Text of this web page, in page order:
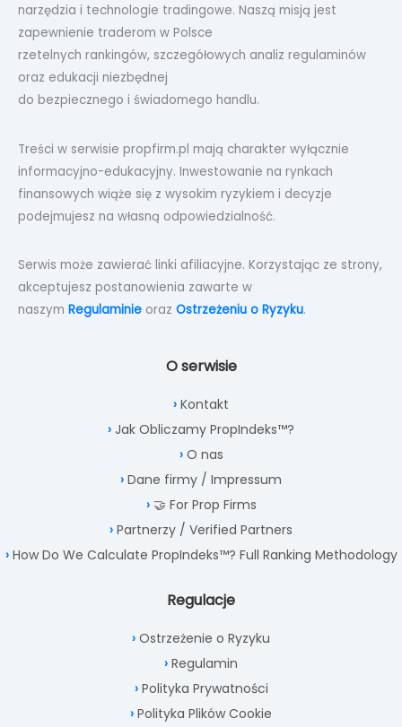
narzędzia i technologie tradingowe. Naszą misją jest
zapewnienie traderom w Polsce
rzetelnych rankingów, szczegółowych analiz regulaminów
oraz edukacji niezbędnej
do bezpiecznego i świadomego handlu.
Treści w serwisie propfirm.pl mają charakter wyłącznie
informacyjno-edukacyjny. Inwestowanie na rynkach
finansowych wiąże się z wysokim ryzykiem i decyzje
podejmujesz na własną odpowiedzialność.
Serwis może zawierać linki afiliacyjne. Korzystając ze strony,
akceptujesz postanowienia zawarte w
naszym Regulaminie oraz Ostrzeżeniu o Ryzyku.
O serwisie
Kontakt
Jak Obliczamy PropIndeks™?
O nas
Dane firmy / Impressum
🤝 For Prop Firms
Partnerzy / Verified Partners
How Do We Calculate PropIndeks™? Full Ranking Methodology
Regulacje
Ostrzeżenie o Ryzyku
Regulamin
Polityka Prywatności
Polityka Plików Cookie